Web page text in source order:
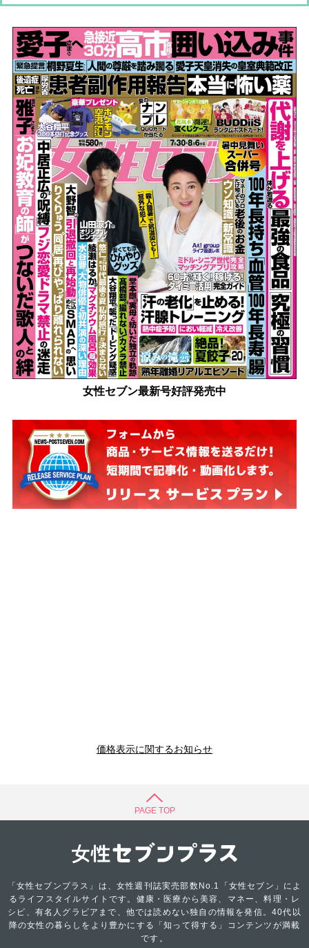
女性セブン最新号好評発売中
価格表示に関するお知らせ
PAGE TOP
「女性セブンプラス」は、女性週刊誌実売部数No.1「女性セブン」によ
るライフスタイルサイトです。健康・医療から美容、マネー、料理・レ
シピ、有名人グラビアまで、他では読めない独自の情報を発信。40代以
降の女性の暮らしをより豊かにする「知って得する」コンテンツが満載
です。